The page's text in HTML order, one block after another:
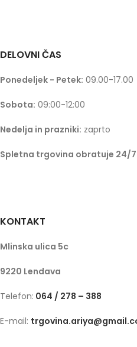
DELOVNI ČAS
Ponedeljek - Petek: 09.00-17.00
Sobota: 09:00-12:00
Nedelja in prazniki: zaprto
Spletna trgovina obratuje 24/7
KONTAKT
Mlinska ulica 5c
9220 Lendava
Telefon: 064 / 278 – 388
E-mail: